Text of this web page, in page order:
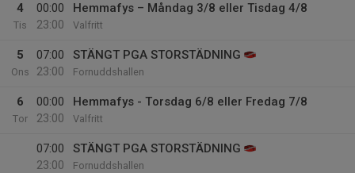
4
Tis
00:00
23:00
Hemmafys – Måndag 3/8 eller Tisdag 4/8
Valfritt
5
Ons
07:00
23:00
STÄNGT PGA STORSTÄDNING
Fornuddshallen
6
Tor
00:00
23:00
Hemmafys - Torsdag 6/8 eller Fredag 7/8
Valfritt
07:00
23:00
STÄNGT PGA STORSTÄDNING
Fornuddshallen